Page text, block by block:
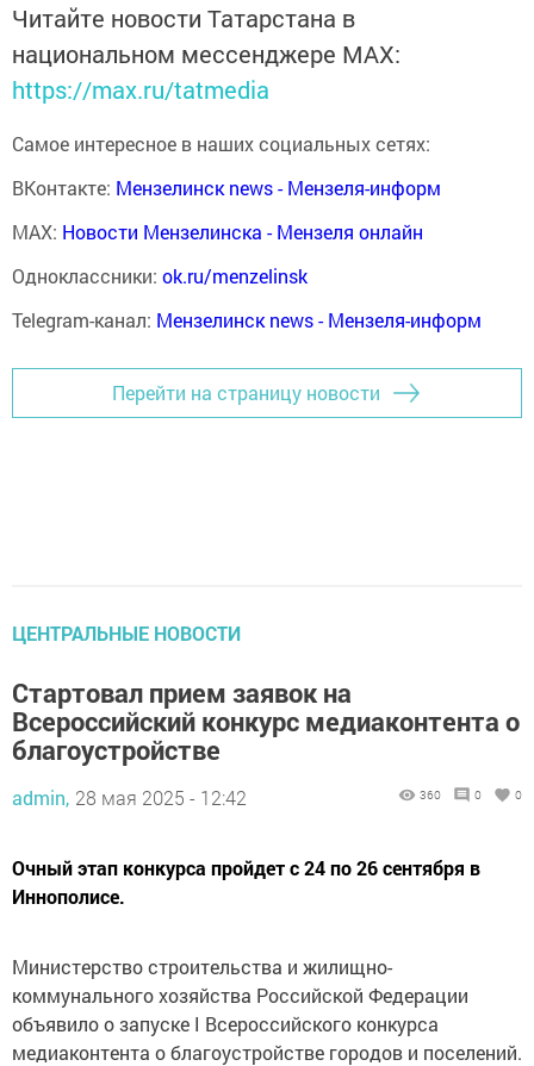
Читайте новости Татарстана в
национальном мессенджере MАХ:
https://max.ru/tatmedia
Самое интересное в наших социальных сетях:
ВКонтакте: Мензелинск news - Мензеля-информ
MAX: Новости Мензелинска - Мензеля онлайн
Одноклассники: ok.ru/menzelinsk
Telegram-канал: Мензелинск news - Мензеля-информ
Перейти на страницу новости
ЦЕНТРАЛЬНЫЕ НОВОСТИ
Стартовал прием заявок на
Всероссийский конкурс медиаконтента о
благоустройстве
admin, 28 мая 2025 - 12:42 360 0 0
Очный этап конкурса пройдет с 24 по 26 сентября в
Иннополисе.
Министерство строительства и жилищно-
коммунального хозяйства Российской Федерации
объявило о запуске I Всероссийского конкурса
медиаконтента о благоустройстве городов и поселений.